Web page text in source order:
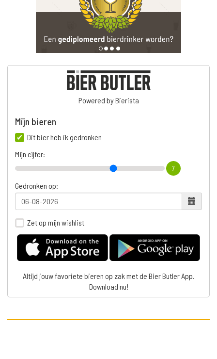
Powered by Bierista
Mijn bieren
Dit bier heb ik gedronken
Mijn cijfer:
7
Gedronken op:
Zet op mijn wishlist
Altijd jouw favoriete bieren op zak met de Bier Butler App.
Download nu!